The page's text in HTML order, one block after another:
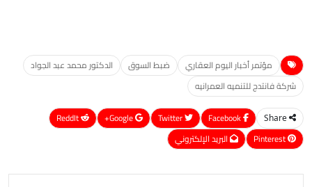
مؤتمر أخبار اليوم العقاري ضبط السوق
الدكتور محمد عبد الجواد
شركة فانتدج للتنميه العمرانيه
Share
Google+
ReddIt
Pinterest
البريد الإلكتروني